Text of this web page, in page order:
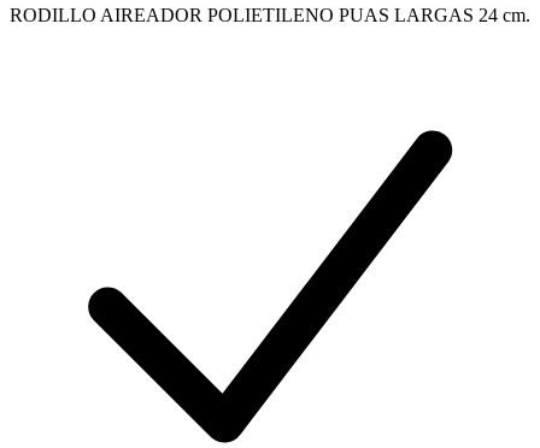
RODILLO AIREADOR POLIETILENO PUAS LARGAS 24 cm.